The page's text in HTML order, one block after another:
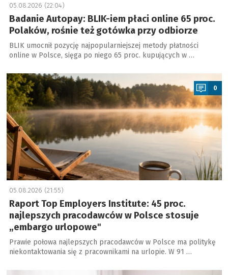
05.08.2026 (22:04)
Badanie Autopay: BLIK-iem płaci online 65 proc.
Polaków, rośnie też gotówka przy odbiorze
BLIK umocnił pozycję najpopularniejszej metody płatności
online w Polsce, sięga po niego 65 proc. kupujących w …
a
0
05.08.2026 (21:55)
Raport Top Employers Institute: 45 proc.
najlepszych pracodawców w Polsce stosuje
„embargo urlopowe"
Prawie połowa najlepszych pracodawców w Polsce ma politykę
niekontaktowania się z pracownikami na urlopie. W 91 …